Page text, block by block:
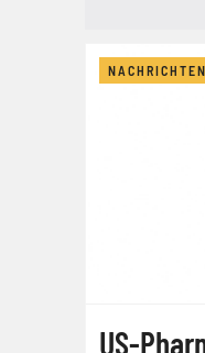
US-